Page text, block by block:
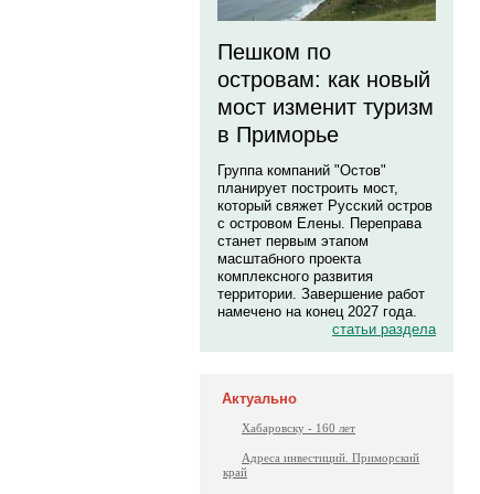
Пешком по
островам: как новый
мост изменит туризм
в Приморье
Группа компаний "Остов"
планирует построить мост,
который свяжет Русский остров
с островом Елены. Переправа
станет первым этапом
масштабного проекта
комплексного развития
территории. Завершение работ
намечено на конец 2027 года.
статьи раздела
Актуально
Хабаровску - 160 лет
Адреса инвестиций. Приморский
край